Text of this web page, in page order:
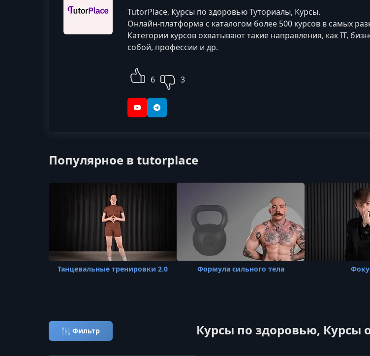
TutorPlace, Курсы по здоровью Туториалы, Курсы.
Онлайн-платформа с каталогом более 500 курсов в самых
Категории курсов охватывают такие направления, как IT,
собой, профессии и др.
6 3
YouTubeTelegram
Популярное в tutorplace
Танцевальные тренировки 2.0 Формула сильного тела
Фильтр Курсы по здоровью, Курсы